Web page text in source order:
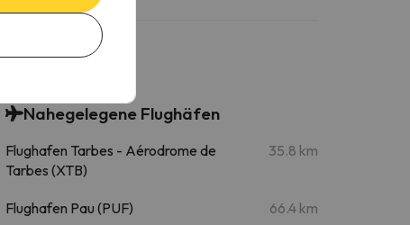
Nahegelegene Flughäfen
Flughafen Tarbes - Aérodrome de
Tarbes (XTB)
35.8 km
Flughafen Pau (PUF) 66.4 km